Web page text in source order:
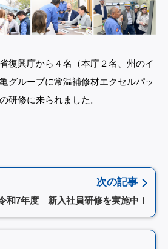
復興庁から４名（本庁２名、州のイ
グループに常温補修材エクセルパッ
研修に来られました。
次の記事
和7年度 新入社員研修を実施中！